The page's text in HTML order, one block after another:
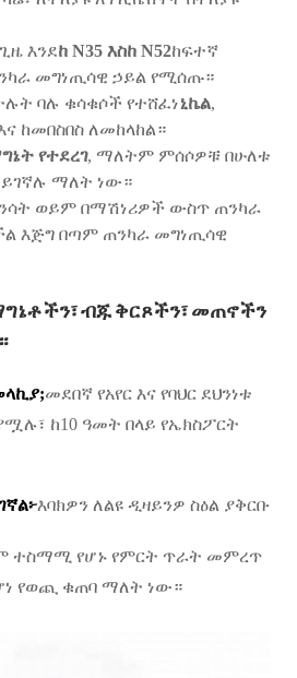
እንደከ N35 እስከ N52ከፍተኛ
መግነጢሳዊ ኃይል የሚሰጡ።
ባሉ ቁሳቁሶች የተሸፈነኒኬል,
ከመበስበስ ለመከላከል።
የተደረገ, ማለትም ምሰሶዎቹ በሁለቱ
ማለት ነው።
ወይም በማሽነሪዎች ውስጥ ጠንካራ
እጅግ በጣም ጠንካራ መግነጢሳዊ
ብጁ ቅርጾችን፣ መጠኖችን
መደበኛ የአየር እና የባህር ደህንነቱ
ከ10 ዓመት በላይ የኤክስፖርት
እባክዎን ለልዩ ዲዛይንዎ ስዕል ያቅርቡ
ተስማሚ የሆኑ የምርት ጥራት መምረጥ
የወጪ ቁጠባ ማለት ነው።